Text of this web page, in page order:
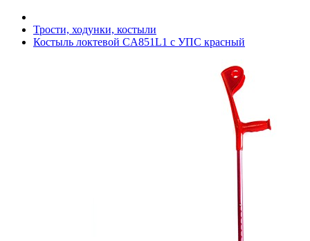
Трости, ходунки, костыли
Костыль локтевой CA851L1 с УПС красный